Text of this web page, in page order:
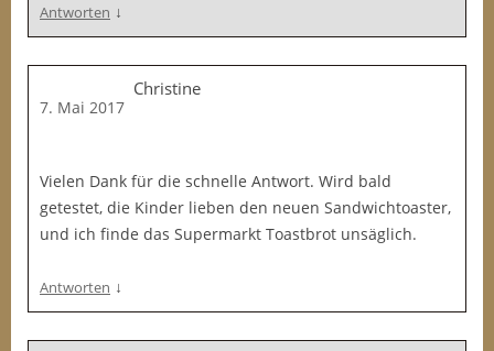
Antworten ↓
Christine
7. Mai 2017
Vielen Dank für die schnelle Antwort. Wird bald
getestet, die Kinder lieben den neuen Sandwichtoaster,
und ich finde das Supermarkt Toastbrot unsäglich.
Antworten ↓